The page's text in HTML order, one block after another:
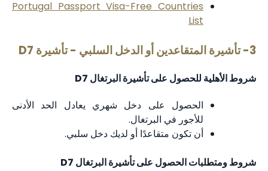
Portugal Passport Visa-Free Countries
List
3- تأشيرة المتقاعدين أو الدخل السلبي - تأشيرة D7
شروط الأهلية للحصول على تأشيرة البرتغال D7
الحصول على دخل شهري يعادل الحد الأدنى
للأجور في البرتغال.
أن تكون متقاعدًا أو لديك دخل سلبي.
شروط ومتطلبات الحصول على تأشيرة البرتغال D7